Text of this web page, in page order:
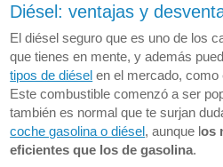
Diésel: ventajas y
El diésel seguro que es uno de los
que tienes en mente, y además
tipos de diésel en el mercado,
Este combustible comenzó a ser
también es normal que te surjan
coche gasolina o diésel, aunque los
eficientes que los de gasolina.